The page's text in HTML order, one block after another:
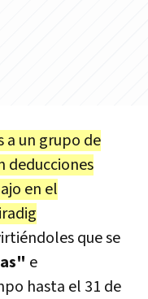
a un grupo de
deducciones
en el
que se
e
hasta el 31 de